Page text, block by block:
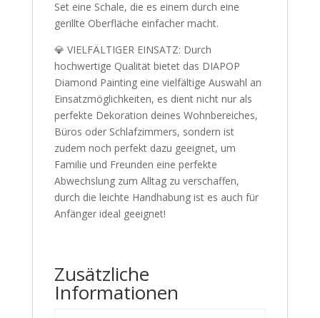
Set eine Schale, die es einem durch eine
gerillte Oberfläche einfacher macht.
💎 VIELFÄLTIGER EINSATZ: Durch
hochwertige Qualität bietet das DIAPOP
Diamond Painting eine vielfältige Auswahl an
Einsatzmöglichkeiten, es dient nicht nur als
perfekte Dekoration deines Wohnbereiches,
Büros oder Schlafzimmers, sondern ist
zudem noch perfekt dazu geeignet, um
Familie und Freunden eine perfekte
Abwechslung zum Alltag zu verschaffen,
durch die leichte Handhabung ist es auch für
Anfänger ideal geeignet!
Zusätzliche
Informationen